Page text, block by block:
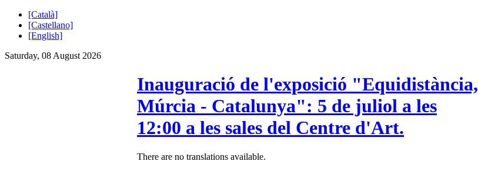
[Català]
[Castellano]
[English]
Saturday, 08 August 2026
Inauguració de l'exposició "Equidistància,
Múrcia - Catalunya": 5 de juliol a les
12:00 a les sales del Centre d'Art.
There are no translations available.